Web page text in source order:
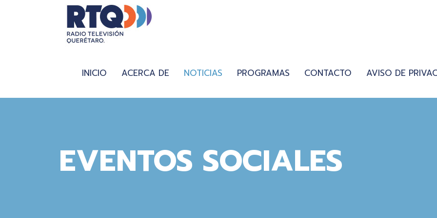
INICIO ACERCA DE NOTICIAS PROGRAMAS CONTACTO AVISO DE
EVENTOS SOCIALES